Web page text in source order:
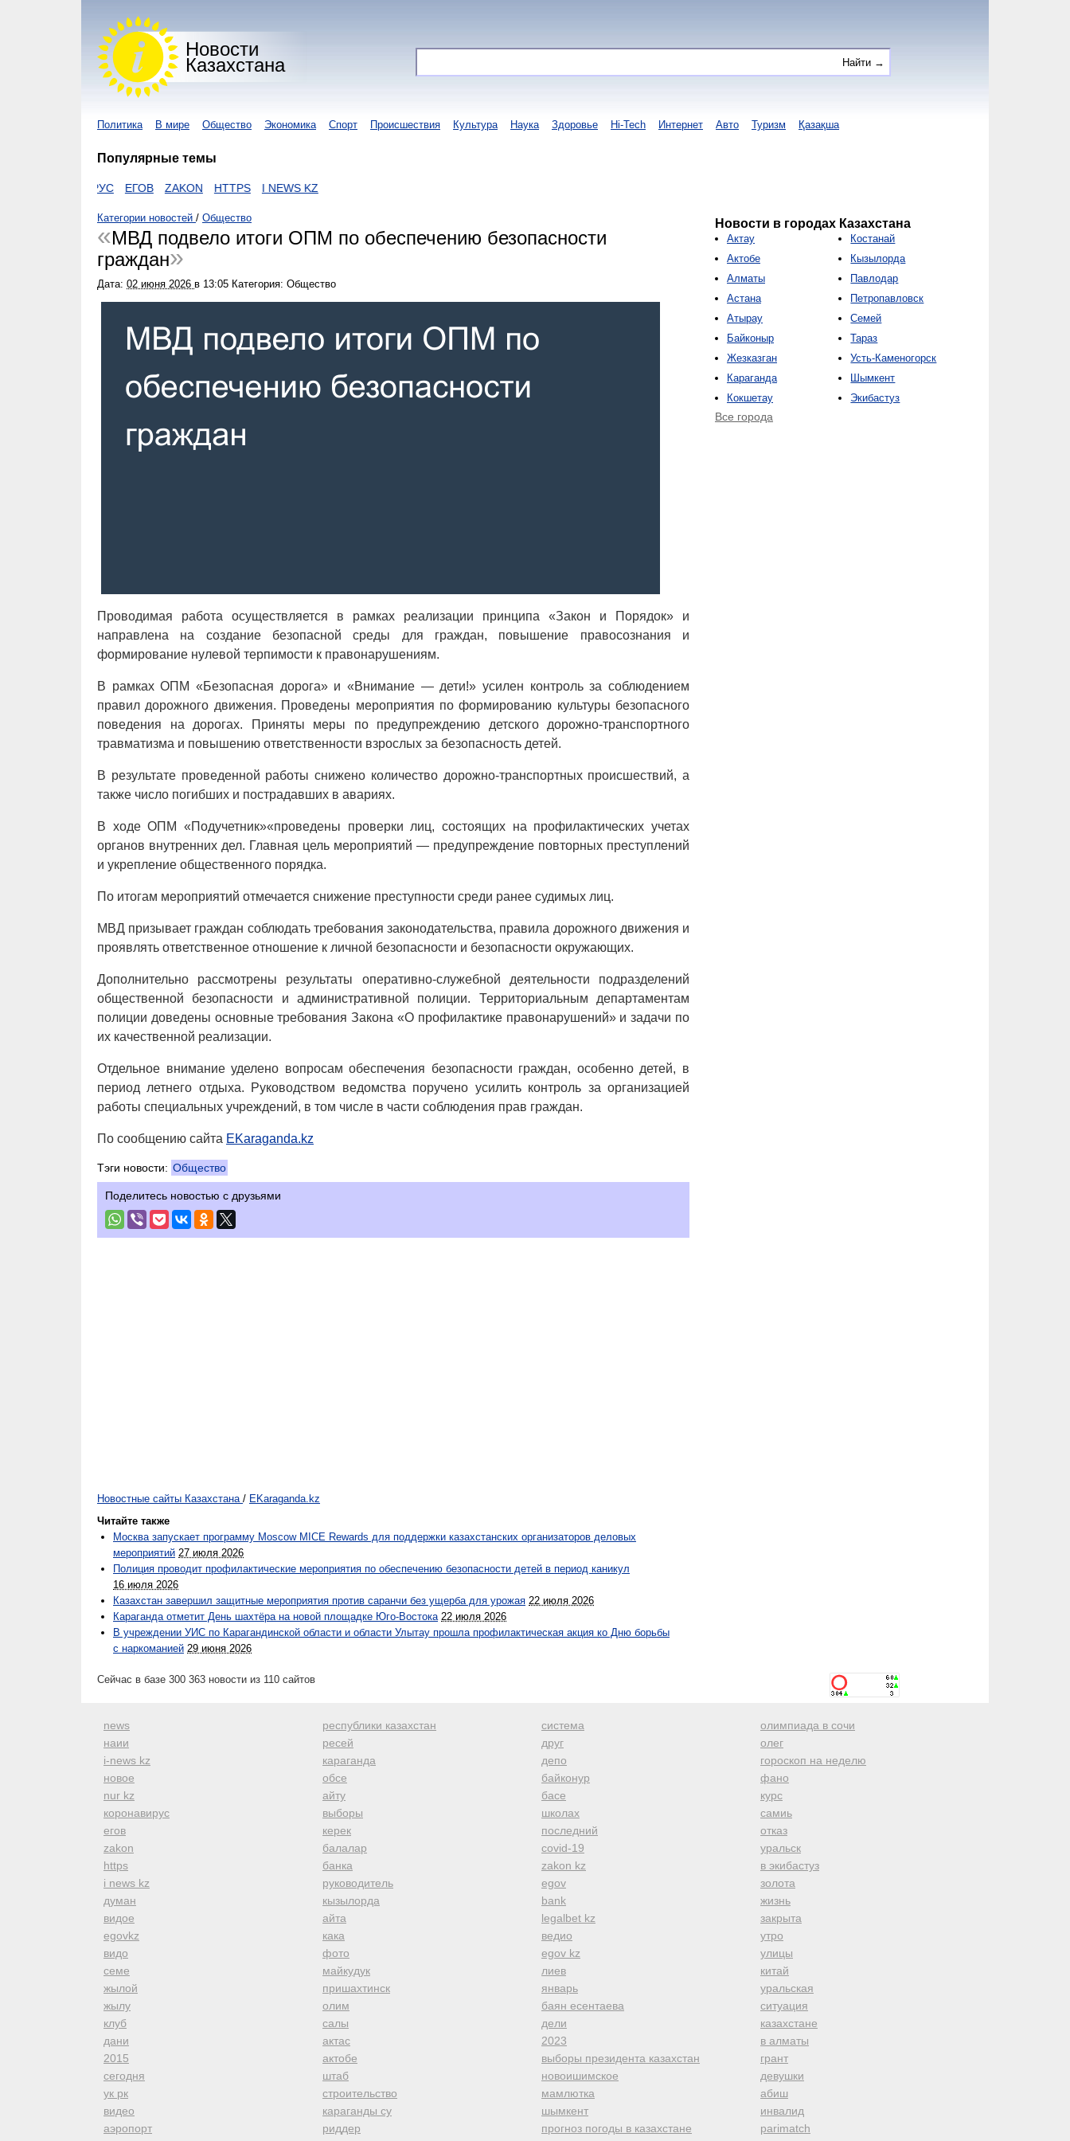
Новости
Казахстана
Политика В мире Общество Экономика Спорт Происшествия Культура Наука Здоровье Hi-Tech Интернет Авто Туризм Қазақша
Популярные темы
ЕГОВ ZAKON HTTPS I NEWS KZ
Категории новостей / Общество
МВД подвело итоги ОПМ по обеспечению безопасности
граждан
Дата: 02 июня 2026 в 13:05 Категория: Общество
Проводимая работа осуществляется в рамках реализации принципа «Закон и Порядок» и
направлена на создание безопасной среды для граждан, повышение правосознания и
формирование нулевой терпимости к правонарушениям.
В рамках ОПМ «Безопасная дорога» и «Внимание — дети!» усилен контроль за соблюдением
правил дорожного движения. Проведены мероприятия по формированию культуры безопасного
поведения на дорогах. Приняты меры по предупреждению детского дорожно-транспортного
травматизма и повышению ответственности взрослых за безопасность детей.
В результате проведенной работы снижено количество дорожно-транспортных происшествий, а
также число погибших и пострадавших в авариях.
В ходе ОПМ «Подучетник»«проведены проверки лиц, состоящих на профилактических учетах
органов внутренних дел. Главная цель мероприятий — предупреждение повторных преступлений
и укрепление общественного порядка.
По итогам мероприятий отмечается снижение преступности среди ранее судимых лиц.
МВД призывает граждан соблюдать требования законодательства, правила дорожного движения и
проявлять ответственное отношение к личной безопасности и безопасности окружающих.
Дополнительно рассмотрены результаты оперативно-служебной деятельности подразделений
общественной безопасности и административной полиции. Территориальным департаментам
полиции доведены основные требования Закона «О профилактике правонарушений» и задачи по
их качественной реализации.
Отдельное внимание уделено вопросам обеспечения безопасности граждан, особенно детей, в
период летнего отдыха. Руководством ведомства поручено усилить контроль за организацией
работы специальных учреждений, в том числе в части соблюдения прав граждан.
По сообщению сайта EKaraganda.kz
Тэги новости: Общество
Поделитесь новостью с друзьями
Новостные сайты Казахстана / EKaraganda.kz
Читайте также
Москва запускает программу Moscow MICE Rewards для поддержки казахстанских организаторов деловых
мероприятий 27 июля 2026
Полиция проводит профилактические мероприятия по обеспечению безопасности детей в период каникул
16 июля 2026
Казахстан завершил защитные мероприятия против саранчи без ущерба для урожая 22 июля 2026
Караганда отметит День шахтёра на новой площадке Юго-Востока 22 июля 2026
В учреждении УИС по Карагандинской области и области Улытау прошла профилактическая акция ко Дню борьбы
с наркоманией 29 июня 2026
Новости в городах Казахстана
Актау
Актобе
Алматы
Астана
Атырау
Байконыр
Жезказган
Караганда
Кокшетау
Костанай
Кызылорда
Павлодар
Петропавловск
Семей
Тараз
Усть-Каменогорск
Шымкент
Экибастуз
Все города
Сейчас в базе 300 363 новости из 110 сайтов
news
наии
i-news kz
новое
nur kz
коронавирус
егов
zakon
https
i news kz
думан
видое
egovkz
видо
семе
жылой
жылу
клуб
дани
2015
сегодня
ук рк
видео
аэропорт
республики казахстан
ресей
караганда
обсе
айту
выборы
керек
балалар
банка
руководитель
кызылорда
айта
кака
фото
майкудук
пришахтинск
олим
салы
актас
актобе
штаб
строительство
караганды су
риддер
система
друг
депо
байконур
басе
школах
последний
covid-19
zakon kz
egov
bank
legalbet kz
ведио
egov kz
лиев
январь
баян есентаева
дели
2023
выборы президента казахстан
новоишимское
мамлютка
шымкент
прогноз погоды в казахстане
олимпиада в сочи
олег
гороскоп на неделю
фано
курс
самиь
отказ
уральск
в экибастуз
золота
жизнь
закрыта
утро
улицы
китай
уральская
ситуация
казахстане
в алматы
грант
девушки
абиш
инвалид
parimatch